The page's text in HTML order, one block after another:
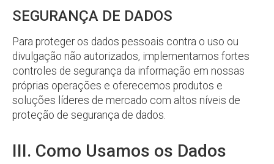
SEGURANÇA DE DADOS
Para proteger os dados pessoais contra o uso ou
divulgação não autorizados, implementamos fortes
controles de segurança da informação em nossas
próprias operações e oferecemos produtos e
soluções líderes de mercado com altos níveis de
proteção de segurança de dados.
III. Como Usamos os Dados